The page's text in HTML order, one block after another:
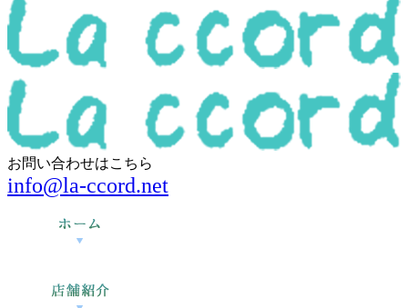
お問い合わせはこちら
info@la-ccord.net